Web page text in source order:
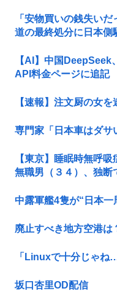
「安物買いの銭失い
道の最終処分に日本側
【AI】中国
API料金ページに追記
【速報】注文厨の女を
専門家「日本車はダサ
【東京】睡眠時無呼
無職男（３４）、独
中露軍艦4隻が“日本一
廃止すべき地方空港は
「Linuxで十分じゃね
坂口杏里OD配信